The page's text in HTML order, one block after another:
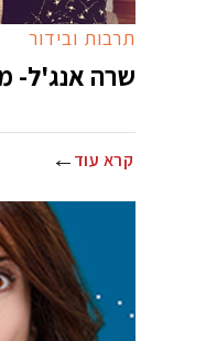
תרבות ובידור
שרה אנג'ל-
קרא עוד